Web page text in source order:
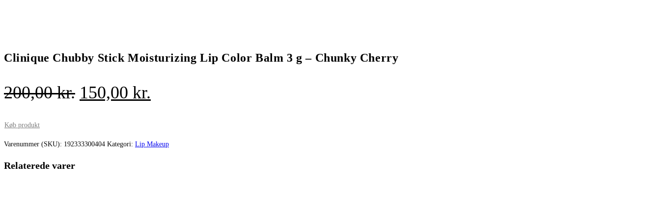
Clinique Chubby Stick Moisturizing Lip Color Balm 3 g – Chunky Cherry
200,00kr. Den
var:
150,00 kr.
er:
Køb produkt
Varenummer (SKU): 192333300404 Kategori: Lip Makeup
Relaterede varer